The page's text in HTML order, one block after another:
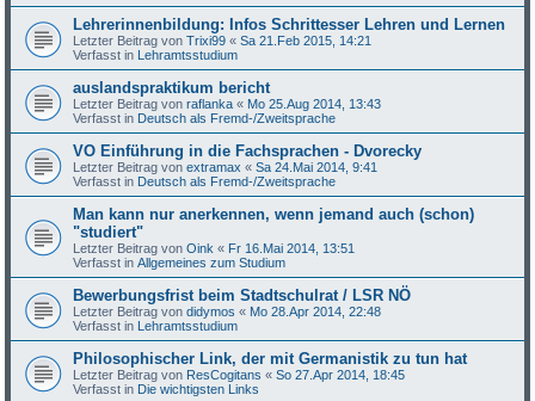
Lehrerinnenbildung: Infos Schrittesser Lehren und Lernen
Letzter Beitrag vonTrixi99 «Sa 21.Feb 2015, 14:21
Verfasst in Lehramtsstudium
auslandspraktikum bericht
Letzter Beitrag vonraflanka « Mo 25.Aug 2014, 13:43
Verfasst in Deutsch als Fremd-/Zweitsprache
VO Einführung in die Fachsprachen - Dvorecky
Letzter Beitrag vonextramax «Sa 24.Mai 2014, 9:41
Verfasst in Deutsch als Fremd-/Zweitsprache
Man kann nur anerkennen, wenn jemand auch (schon)
"studiert"
Letzter Beitrag vonOink « Fr 16.Mai 2014, 13:51
Verfasst inAllgemeines zum Studium
Bewerbungsfrist beim Stadtschulrat / LSR NÖ
Letzter Beitrag vondidymos « Mo 28.Apr 2014, 22:48
Verfasst in Lehramtsstudium
Philosophischer Link, der mit Germanistik zu tun hat
Letzter Beitrag von ResCogitans «So 27.Apr 2014, 18:45
Verfasst in Die wichtigsten Links